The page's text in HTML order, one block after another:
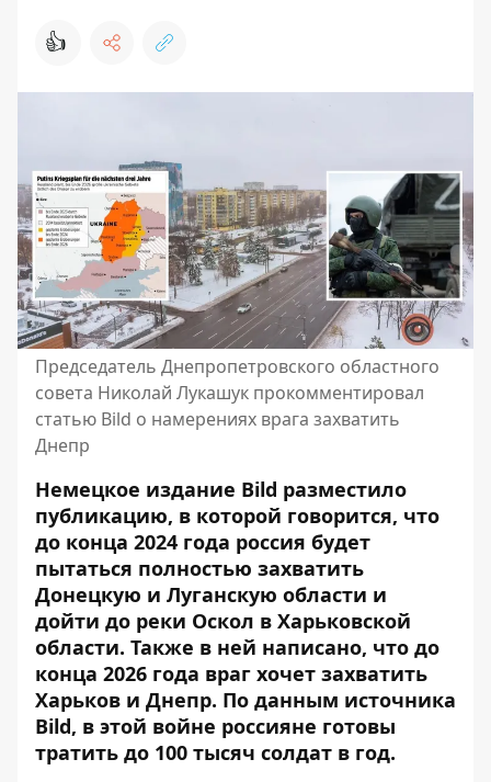
👍
Председатель Днепропетровского областного
совета Николай Лукашук прокомментировал
статью Bild о намерениях врага захватить
Днепр
Немецкое издание Bild разместило
публикацию, в которой говорится, что
до конца 2024 года россия будет
пытаться полностью захватить
Донецкую и Луганскую области и
дойти до реки Оскол в Харьковской
области. Также в ней написано, что до
конца 2026 года враг хочет захватить
Харьков и Днепр. По данным источника
Bild, в этой войне россияне готовы
тратить до 100 тысяч солдат в год.